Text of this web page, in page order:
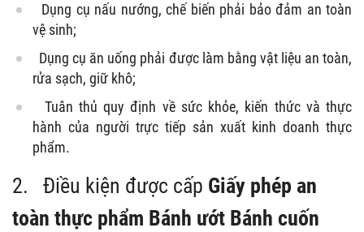
Dụng cụ nấu nướng, chế biến phải bảo đảm an toàn
vệ sinh;
Dụng cụ ăn uống phải được làm bằng vật liệu an toàn,
rửa sạch, giữ khô;
Tuân thủ quy định về sức khỏe, kiến thức và thực
hành của người trực tiếp sản xuất kinh doanh thực
phẩm.
2. Điều kiện được cấp Giấy phép an
toàn thực phẩm Bánh ướt Bánh cuốn